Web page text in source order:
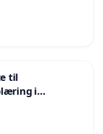
til
i